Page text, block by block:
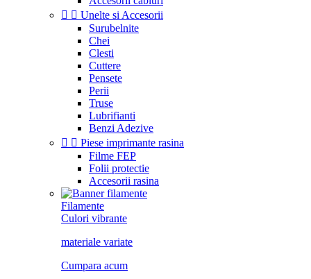
  Unelte si Accesorii
Surubelnite
Chei
Clesti
Cuttere
Pensete
Perii
Truse
Lubrifianti
Benzi Adezive
  Piese imprimante rasina
Filme FEP
Folii protectie
Accesorii rasina
Filamente
Culori vibrante
materiale variate
Cumpara acum